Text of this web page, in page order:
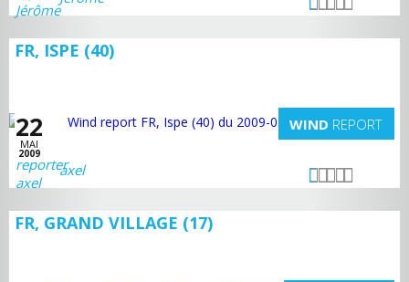
FR, ISPE (40)
22
MAI
2009
WIND REPORT
axel
FR, GRAND VILLAGE (17)